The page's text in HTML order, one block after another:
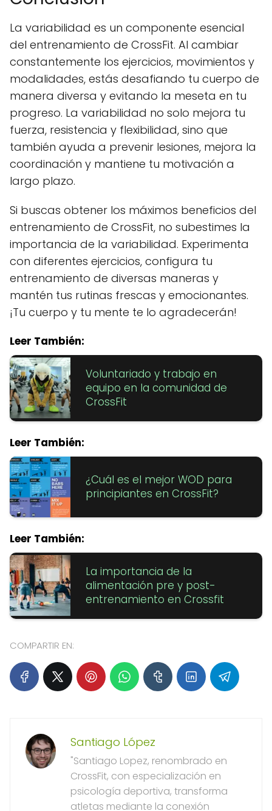
La variabilidad es un componente esencial
del entrenamiento de CrossFit. Al cambiar
constantemente los ejercicios, movimientos y
modalidades, estás desafiando tu cuerpo de
manera diversa y evitando la meseta en tu
progreso. La variabilidad no solo mejora tu
fuerza, resistencia y flexibilidad, sino que
también ayuda a prevenir lesiones, mejora la
coordinación y mantiene tu motivación a
largo plazo.
Si buscas obtener los máximos beneficios del
entrenamiento de CrossFit, no subestimes la
importancia de la variabilidad. Experimenta
con diferentes ejercicios, configura tu
entrenamiento de diversas maneras y
mantén tus rutinas frescas y emocionantes.
¡Tu cuerpo y tu mente te lo agradecerán!
Leer También:
Voluntariado y trabajo en
equipo en la comunidad de
CrossFit
Leer También:
¿Cuál es el mejor WOD para
principiantes en CrossFit?
Leer También:
La importancia de la
alimentación pre y post-
entrenamiento en Crossfit
COMPARTIR EN:
Santiago López
"Santiago Lopez, renombrado en
CrossFit, con especialización en
psicología deportiva, transforma
atletas mediante la conexión